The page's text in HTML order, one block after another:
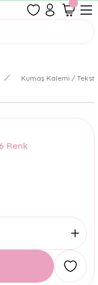
Kumaş Kalemi /
Renk